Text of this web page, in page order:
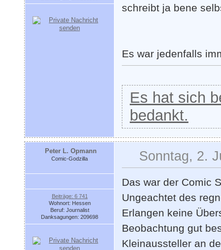
schreibt ja bene
Es war jedenfalls
Es hat sich
bedankt.
Peter L. Opmann
Comic-Godzilla
Beiträge: 6 741
Wohnort: Hessen
Beruf: Journalist
Danksagungen: 209698
Sonntag, 2.
Das war der Comic
Ungeachtet des
Erlangen keine
Beobachtung gut
Kleinaussteller an